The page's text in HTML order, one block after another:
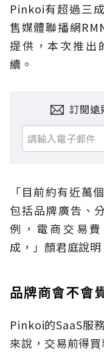
Pinkoi有超過三
售媒體聯播網
提供，本次推出
續。
訂閱遠
「目前約有近萬
包括品牌廣告、
例，電商交易
成，」顏君庭說明
品牌商會不會
Pinkoi的SaaS服
來說，交易前得